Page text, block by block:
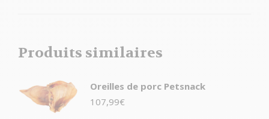
Produits similaires
Oreilles de porc Petsnack
107,99€